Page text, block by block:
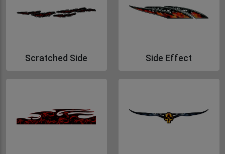
Scratched Side Side Effect